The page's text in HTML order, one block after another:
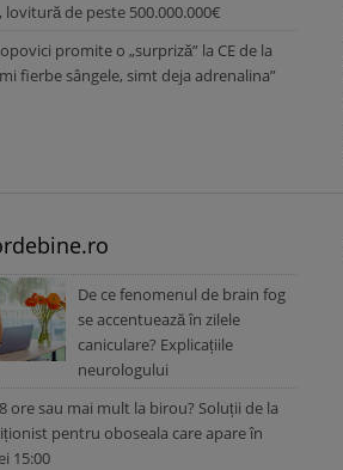
lovitură de peste 500.000.000€
promite o „surpriză” la CE de la
fierbe sângele, simt deja adrenalina”
De ce fenomenul de brain fog
se accentuează în zilele
caniculare? Explicațiile
neurologului
ore sau mai mult la birou? Soluții de la
pentru oboseala care apare în
15:00